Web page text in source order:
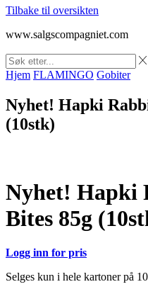
Tilbake til oversikten
www.salgscompagniet.com
Search
input
Hjem FLAMINGO Gobiter
Nyhet! Hapki
(10stk)
Nyhet! Hapki
Bites 85g
Logg inn for pris
Selges kun i hele kartoner på